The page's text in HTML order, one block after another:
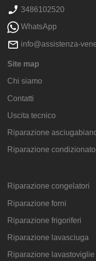
3486102520
WhatsApp
info@assistenza-
Site map
Chi siamo
Contatti
Uscita tecnico
Riparazione
Riparazione
Riparazione congelatori
Riparazione forni
Riparazione frigoriferi
Riparazione lavasciuga
Riparazione lavastoviglie